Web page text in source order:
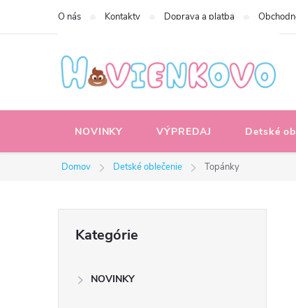
O nás Kontakty Doprava a platba
NOVINKY VÝPREDAJ Detské
Domov Detské oblečenie Topánky
kategórie
Kategórie
NOVINKY